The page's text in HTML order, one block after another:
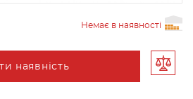
Немає в наявності
наявність